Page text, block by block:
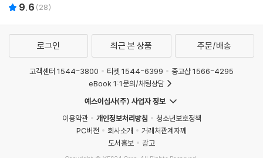
9.6 (28)
로그인 최근 본 상품 주문/배송
고객센터 1544-3800 티켓 1544-6399
중고샵 1566-4295
eBook 1:1문의/채팅상담
예스이십사(주) 사업자 정보
이용약관
개인정보처리방침
청소년보호정책
PC버전
회사소개
거래처관계자께
도서홍보
광고